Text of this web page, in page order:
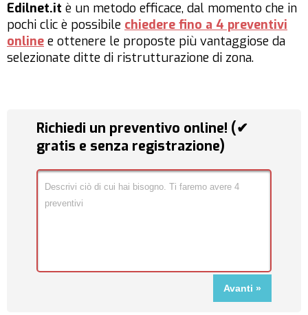
Edilnet.it è un metodo efficace, dal momento che in
pochi clic è possibile chiedere fino a 4 preventivi
online e ottenere le proposte più vantaggiose da
selezionate ditte di ristrutturazione di zona.
Richiedi un preventivo online! (✔
gratis e senza registrazione)